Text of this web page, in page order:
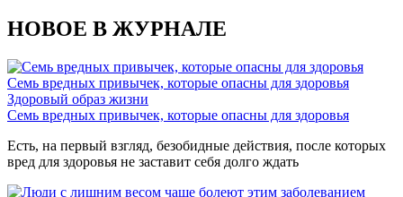
НОВОЕ В ЖУРНАЛЕ
Семь вредных привычек, которые опасны для здоровья
Здоровый образ жизни
Семь вредных привычек, которые опасны для здоровья
Есть, на первый взгляд, безобидные действия, после которых
вред для здоровья не заставит себя долго ждать